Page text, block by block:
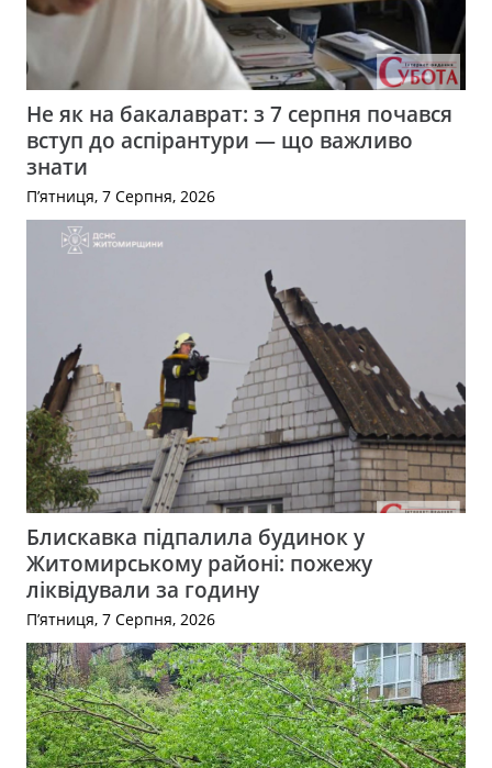
Не як на бакалаврат: з 7 серпня почався
вступ до аспірантури — що важливо
знати
П’ятниця, 7 Серпня, 2026
Блискавка підпалила будинок у
Житомирському районі: пожежу
ліквідували за годину
П’ятниця, 7 Серпня, 2026